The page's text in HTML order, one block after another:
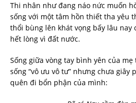
Thi nhân như đang náo nức muốn
sống với một tâm hồn thiết tha yêu
thổi bùng lên khát vọng bấy lâu nay
hết lòng vì đất nước.
Sống giữa vòng tay bình yên của
sống “vô ưu vô tư” nhưng chưa giây
quên đi bổn phận của mình: